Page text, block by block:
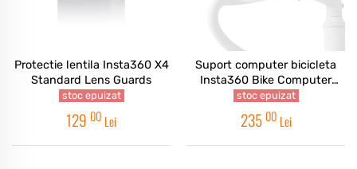
Protectie lentila Insta360 X4
Standard Lens Guards
stoc epuizat
129 00 Lei
Suport computer bicicleta
Insta360 Bike Computer
Mount Independent
Handlebars
stoc epuizat
235 00 Lei